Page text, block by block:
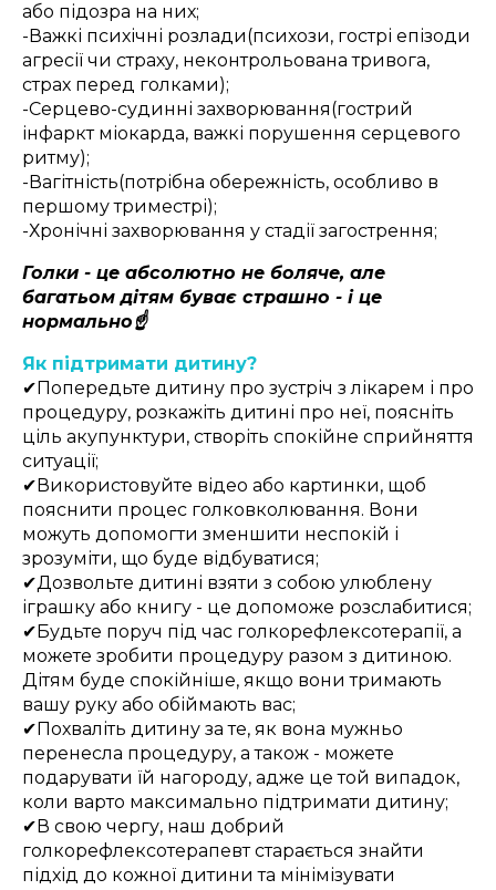
або підозра на них;
-Важкі психічні розлади(психози, гострі епізоди
агресії чи страху, неконтрольована тривога,
страх перед голками);
-Серцево-судинні захворювання(гострий
інфаркт міокарда, важкі порушення серцевого
ритму);
-Вагітність(потрібна обережність, особливо в
першому триместрі);
-Хронічні захворювання у стадії загострення;
Голки - це абсолютно не боляче, але
багатьом дітям буває страшно - і це
нормально☝️
Як підтримати дитину?
✔Попередьте дитину про зустріч з лікарем і про
процедуру, розкажіть дитині про неї, поясніть
ціль акупунктури, створіть спокійне сприйняття
ситуації;
✔Використовуйте відео або картинки, щоб
пояснити процес голковколювання. Вони
можуть допомогти зменшити неспокій і
зрозуміти, що буде відбуватися;
✔Дозвольте дитині взяти з собою улюблену
іграшку або книгу - це допоможе розслабитися;
✔Будьте поруч під час голкорефлексотерапії, а
можете зробити процедуру разом з дитиною.
Дітям буде спокійніше, якщо вони тримають
вашу руку або обіймають вас;
✔Похваліть дитину за те, як вона мужньо
перенесла процедуру, а також - можете
подарувати їй нагороду, адже це той випадок,
коли варто максимально підтримати дитину;
✔В свою чергу, наш добрий
голкорефлексотерапевт старається знайти
підхід до кожної дитини та мінімізувати